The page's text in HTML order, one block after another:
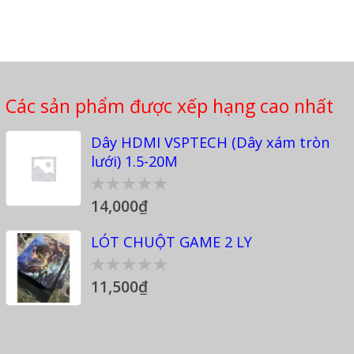
Các sản phẩm được xếp hạng cao nhất
Dây HDMI VSPTECH (Dây xám tròn
lưới) 1.5-20M
0
out
of
5
14,000₫
LÓT CHUỘT GAME 2 LY
0
out
11,500₫